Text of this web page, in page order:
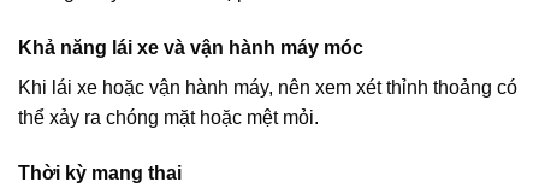
Khả năng lái xe và vận hành máy móc
Khi lái xe hoặc vận hành máy, nên xem xét thỉnh thoảng có
thể xảy ra chóng mặt hoặc mệt mỏi.
Thời kỳ mang thai